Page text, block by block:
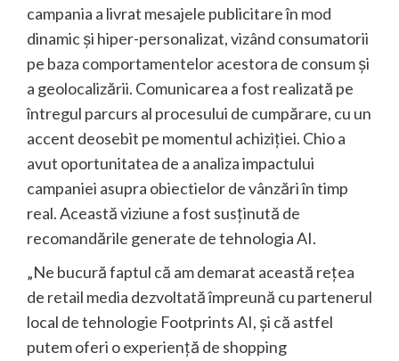
campania a livrat mesajele publicitare în mod
dinamic și hiper-personalizat, vizând consumatorii
pe baza comportamentelor acestora de consum și
a geolocalizării. Comunicarea a fost realizată pe
întregul parcurs al procesului de cumpărare, cu un
accent deosebit pe momentul achiziției. Chio a
avut oportunitatea de a analiza impactului
campaniei asupra obiectielor de vânzări în timp
real. Această viziune a fost susținută de
recomandările generate de tehnologia AI.
„Ne bucură faptul că am demarat această rețea
de retail media dezvoltată împreună cu partenerul
local de tehnologie Footprints AI, și că astfel
putem oferi o experiență de shopping